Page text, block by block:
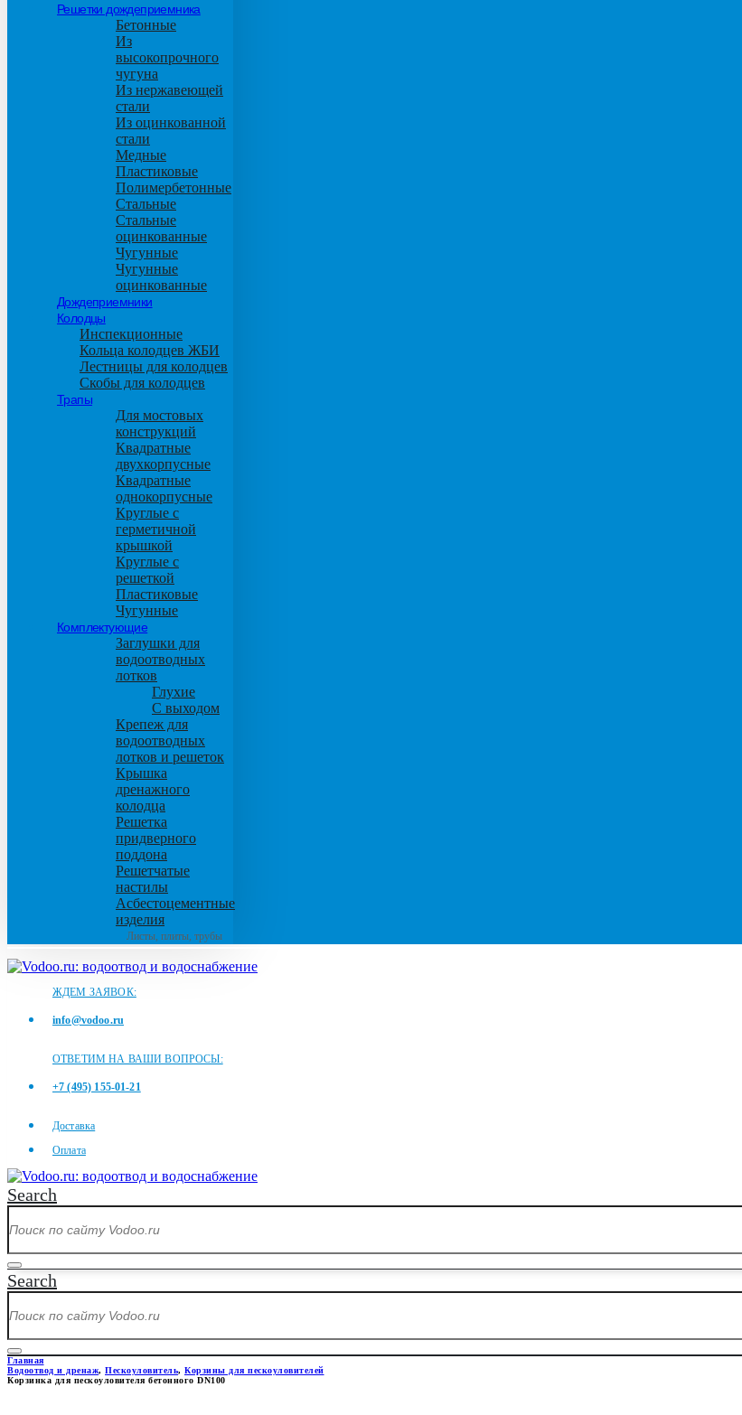
Решетки дождеприемника
Бетонные
Из
высокопрочного
чугуна
Из нержавеющей
стали
Из оцинкованной
стали
Медные
Пластиковые
Полимербетонные
Стальные
Стальные
оцинкованные
Чугунные
Чугунные
оцинкованные
Дождеприемники
Колодцы
Инспекционные
Кольца колодцев ЖБИ
Лестницы для колодцев
Скобы для колодцев
Трапы
Для мостовых
конструкций
Квадратные
двухкорпусные
Квадратные
однокорпусные
Круглые с
герметичной
крышкой
Круглые с
решеткой
Пластиковые
Чугунные
Комплектующие
Заглушки для
водоотводных
лотков
Глухие
С выходом
Крепеж для
водоотводных
лотков и решеток
Крышка
дренажного
колодца
Решетка
придверного
поддона
Решетчатые
настилы
Асбестоцементные
изделия
Листы, плиты, трубы
ЖДЕМ ЗАЯВОК:
info@vodoo.ru
ОТВЕТИМ НА ВАШИ ВОПРОСЫ:
+7 (495) 155-01-21
Доставка
Оплата
Search
Search
Главная
Водоотвод и дренаж, Пескоуловитель, Корзины для пескоуловителей
Корзинка для пескоуловителя бетонного DN100